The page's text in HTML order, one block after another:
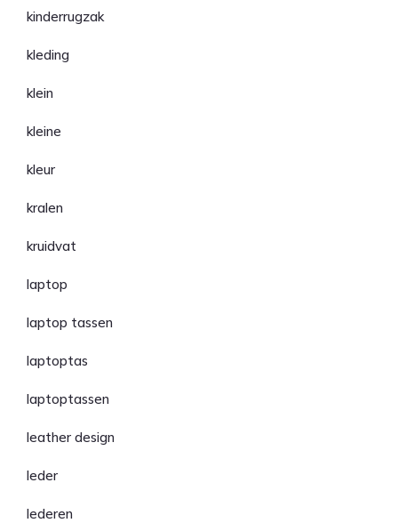
kinderrugzak
kleding
klein
kleine
kleur
kralen
kruidvat
laptop
laptop tassen
laptoptas
laptoptassen
leather design
leder
lederen